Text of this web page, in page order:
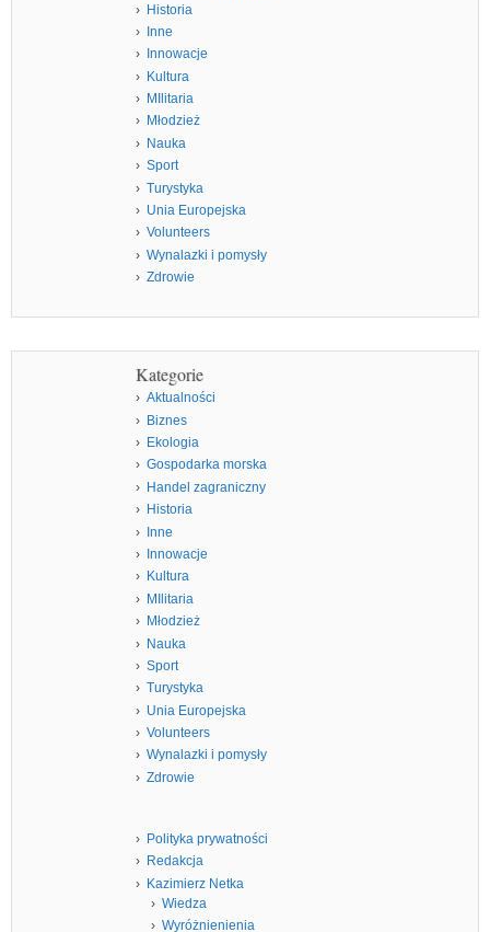
Historia
Inne
Innowacje
Kultura
MIlitaria
Młodzież
Nauka
Sport
Turystyka
Unia Europejska
Volunteers
Wynalazki i pomysły
Zdrowie
Kategorie
Aktualności
Biznes
Ekologia
Gospodarka morska
Handel zagraniczny
Historia
Inne
Innowacje
Kultura
MIlitaria
Młodzież
Nauka
Sport
Turystyka
Unia Europejska
Volunteers
Wynalazki i pomysły
Zdrowie
Polityka prywatności
Redakcja
Kazimierz Netka
Wiedza
Wyróżnienienia